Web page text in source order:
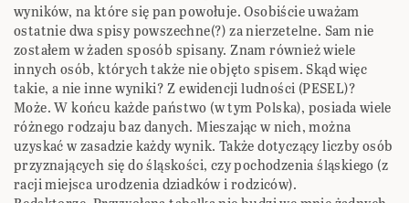
wyników, na które się pan powołuje. Osobiście uważam
ostatnie dwa spisy powszechne(?) za nierzetelne. Sam nie
zostałem w żaden sposób spisany. Znam również wiele
innych osób, których także nie objęto spisem. Skąd więc
takie, a nie inne wyniki? Z ewidencji ludności (PESEL)?
Może. W końcu każde państwo (w tym Polska), posiada wiele
różnego rodzaju baz danych. Mieszając w nich, można
uzyskać w zasadzie każdy wynik. Także dotyczący liczby osób
przyznających się do śląskości, czy pochodzenia śląskiego (z
racji miejsca urodzenia dziadków i rodziców).